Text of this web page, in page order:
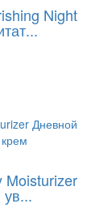
Night
Moisturizer